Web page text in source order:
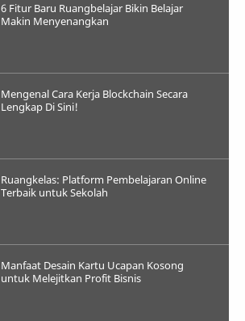
6 Fitur Baru Ruangbelajar Bikin Belajar
Makin Menyenangkan
Mengenal Cara Kerja Blockchain Secara
Lengkap Di Sini!
Ruangkelas: Platform Pembelajaran Online
Terbaik untuk Sekolah
Manfaat Desain Kartu Ucapan Kosong
untuk Melejitkan Profit Bisnis